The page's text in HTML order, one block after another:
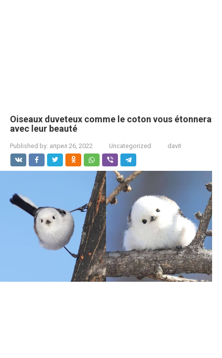
Oiseaux duveteux comme le coton vous étonnera
avec leur beauté
Published by: април 26, 2022 Uncategorized davit